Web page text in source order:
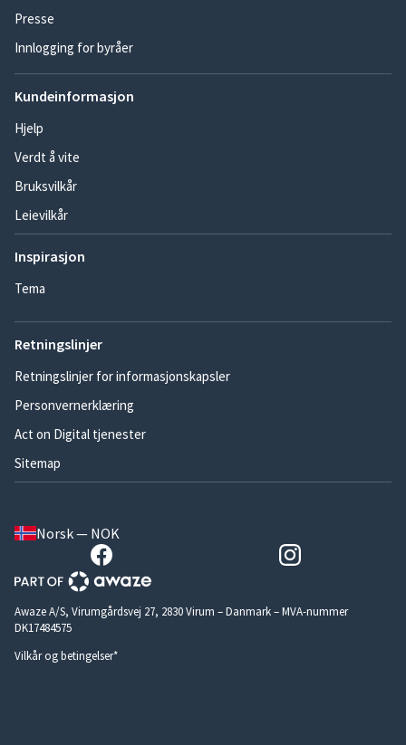
Presse
Innlogging for byråer
Kundeinformasjon
Hjelp
Verdt å vite
Bruksvilkår
Leievilkår
Inspirasjon
Tema
Retningslinjer
Retningslinjer for informasjonskapsler
Personvernerklæring
Act on Digital tjenester
Sitemap
Norsk — NOK
Awaze A/S, Virumgårdsvej 27, 2830 Virum – Danmark – MVA-nummer
DK17484575
Vilkår og betingelser*